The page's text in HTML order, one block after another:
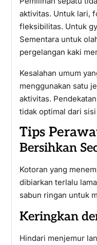
aktivitas. Untuk lari,
fleksibilitas. Untuk
Sementara untuk
pergelangan kaki
Kesalahan umum
menggunakan satu
aktivitas.
tidak optimal dari
Tips
Bersihkan
Kotoran yang
dibiarkan terlalu
sabun ringan untuk
Keringkan
Hindari menjemur